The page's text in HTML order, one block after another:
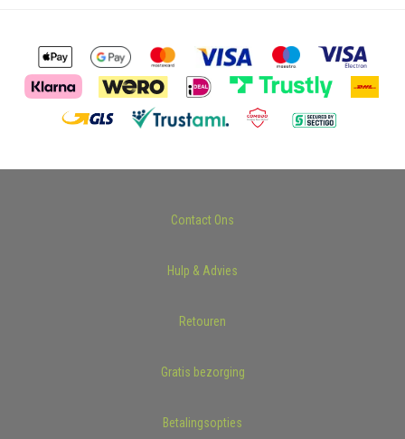
Contact Ons
Hulp & Advies
Retouren
Gratis bezorging
Betalingsopties